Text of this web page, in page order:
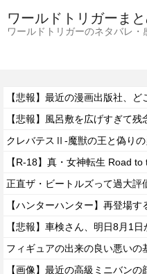
ワールドトリガーま
ワールドトリガーのネタバレ・
【悲報】最近の漫画出版社、
正直ザ・ビートルズって過大評
【ハンターハンター】再登場す
フィギュアの出来の良い悪いの
【画像】最近の高級ミニバン